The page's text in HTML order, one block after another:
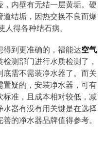
内壁有无结一层黄垢。硬
道结垢，因热交换不良而爆
人得各种结石病。
得到更准确的，福能达空气
测部门进行水质检测了，
底需不需装净水器了。而关
置疑的，安装净水器，可有
标准，且成本相对较低，减
器有没有用关键是在选择
的净水器品牌值得参考。